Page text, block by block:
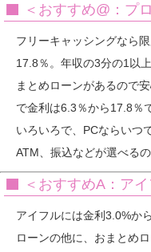
＜おすすめ@：プ
フリーキャッシングなら
17.8％。年収の3分の1以
まとめローンがあるので
で金利は6.3％から17.8％
いろいろで、PCならいつ
ATM、振込などが選べるの
＜おすすめA：アイ
アイフルには金利3.0%か
ローンの他に、おまとめ